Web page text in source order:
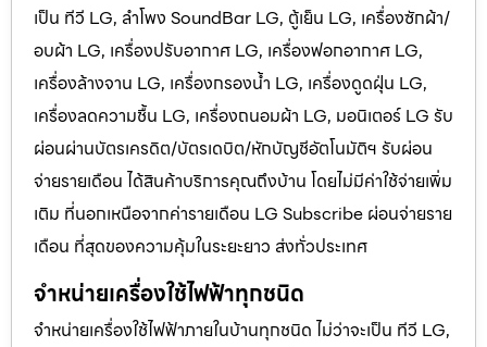
เป็น ทีวี LG, ลำโพง SoundBar LG, ตู้เย็น LG, เครื่องซักผ้า/
อบผ้า LG, เครื่องปรับอากาศ LG, เครื่องฟอกอากาศ LG,
เครื่องล้างจาน LG, เครื่องกรองน้ำ LG, เครื่องดูดฝุ่น LG,
เครื่องลดความชื้น LG, เครื่องถนอมผ้า LG, มอนิเตอร์ LG รับ
ผ่อนผ่านบัตรเครดิต/บัตรเดบิต/หักบัญชีอัตโนมัติฯ รับผ่อน
จ่ายรายเดือน ได้สินค้าบริการคุณถึงบ้าน โดยไม่มีค่าใช้จ่ายเพิ่ม
เติม ที่นอกเหนือจากค่ารายเดือน LG Subscribe ผ่อนจ่ายราย
เดือน ที่สุดของความคุ้มในระยะยาว ส่งทั่วประเทศ
จำหน่ายเครื่องใช้ไฟฟ้าทุกชนิด
จำหน่ายเครื่องใช้ไฟฟ้าภายในบ้านทุกชนิด ไม่ว่าจะเป็น ทีวี LG,